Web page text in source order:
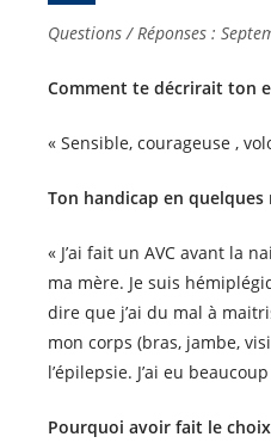
Questions / Réponses :
Comment te décrirait ton
« Sensible, courageuse ,
Ton handicap en quelques
« J’ai fait un AVC avant la
ma mère. Je suis
dire que j’ai du mal à
mon corps (bras, jambe,
l’épilepsie. J’ai eu
Pourquoi avoir fait le